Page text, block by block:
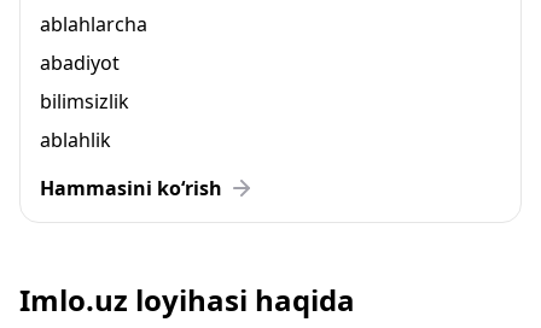
ablahlarcha
abadiyot
bilimsizlik
ablahlik
Hammasini ko‘rish
Imlo.uz loyihasi haqida